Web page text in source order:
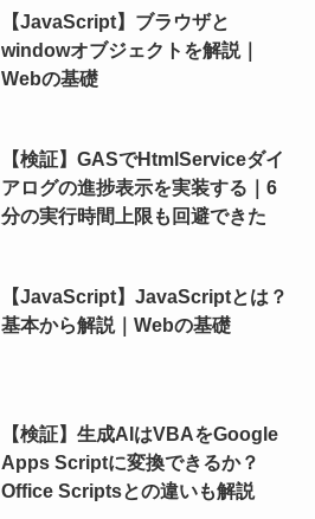
【JavaScript】ブラウザと
windowオブジェクトを解説｜
Webの基礎
【検証】GASでHtmlServiceダイ
アログの進捗表示を実装する｜6
分の実行時間上限も回避できた
【JavaScript】JavaScriptとは？
基本から解説｜Webの基礎
【検証】生成AIはVBAをGoogle
Apps Scriptに変換できるか？
Office Scriptsとの違いも解説